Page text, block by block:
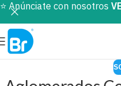
⭐️ Anúnciate con nosotros